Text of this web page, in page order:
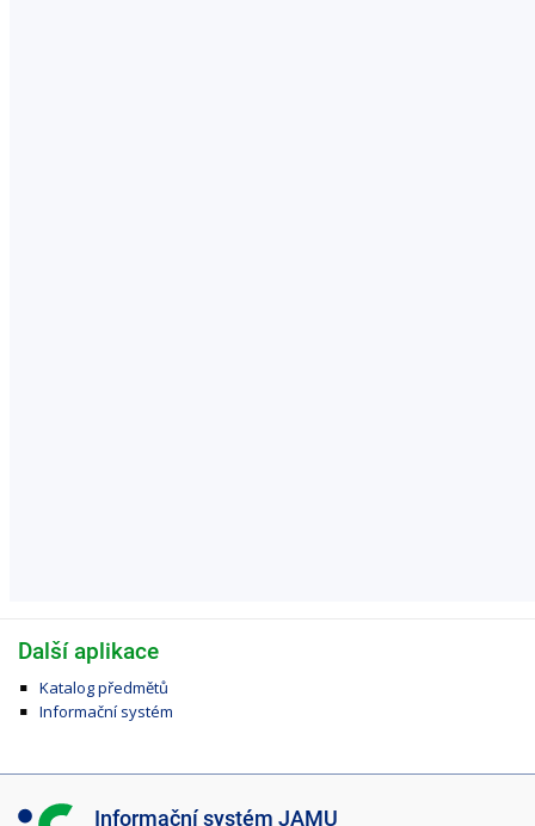
Další aplikace
Katalog předmětů
Informační systém
I Informační systém JAMU